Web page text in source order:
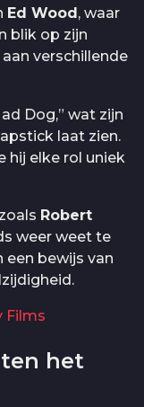
Ed Wood , waar
blik op zijn
verschillende
Dog,” wat zijn
laat zien.
hij elke rol uniek
Robert
weer weet te
een bewijs van
Films
het